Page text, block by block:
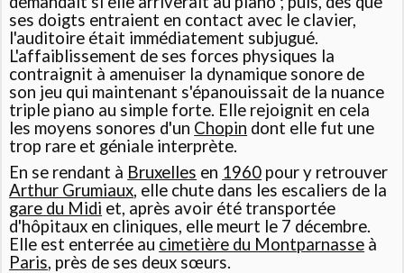
ses doigts entraient en contact avec le clavier,
l'auditoire était immédiatement subjugué.
L'affaiblissement de ses forces physiques la
contraignit à amenuiser la dynamique sonore de
son jeu qui maintenant s'épanouissait de la nuance
triple piano au simple forte. Elle rejoignit en cela
les moyens sonores d'un Chopin dont elle fut une
trop rare et géniale interprète.
En se rendant à Bruxelles en 1960 pour y retrouver
Arthur Grumiaux, elle chute dans les escaliers de la
gare du Midi et, après avoir été transportée
d'hôpitaux en cliniques, elle meurt le 7 décembre.
Elle est enterrée au cimetière du Montparnasse à
Paris, près de ses deux sœurs.